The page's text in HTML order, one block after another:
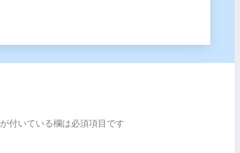
が付いている欄は必須項目です